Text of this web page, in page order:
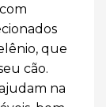
que
cão.
na